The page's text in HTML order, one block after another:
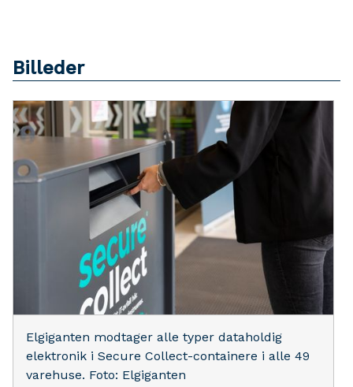
Billeder
Elgiganten modtager alle typer dataholdig
elektronik i Secure Collect-containere i alle 49
varehuse. Foto: Elgiganten